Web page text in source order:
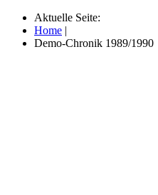
Aktuelle Seite:
Home |
Demo-Chronik 1989/1990